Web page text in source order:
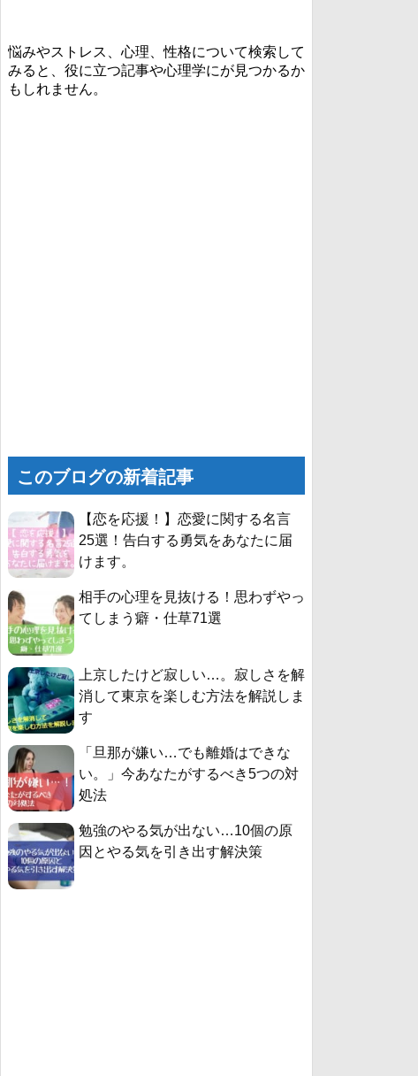
悩みやストレス、心理、性格について検索して
みると、役に立つ記事や心理学にが見つかるか
もしれません。
このブログの新着記事
【恋を応援！】恋愛に関する名言
25選！告白する勇気をあなたに届
けます。
相手の心理を見抜ける！思わずやっ
てしまう癖・仕草71選
上京したけど寂しい…。寂しさを解
消して東京を楽しむ方法を解説しま
す
「旦那が嫌い…でも離婚はできな
い。」今あなたがするべき5つの対
処法
勉強のやる気が出ない…10個の原
因とやる気を引き出す解決策